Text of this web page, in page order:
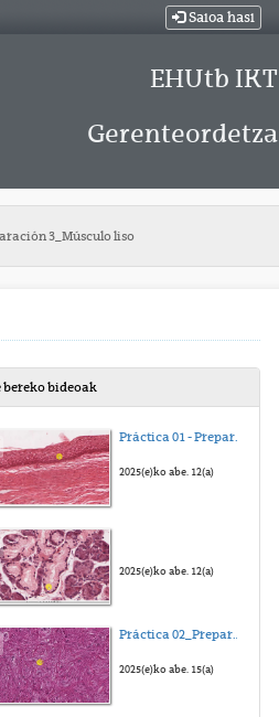
Saioa hasi
EHUtb IKT
Gerenteordetza
3_Músculo liso
bereko bideoak
Práctica 01 - Preparación 1 - Paladar blando
2025(e)ko abe. 12(a)
2025(e)ko abe. 12(a)
Práctica 02_Preparación 1_Paladar blando de conejo
2025(e)ko abe. 15(a)